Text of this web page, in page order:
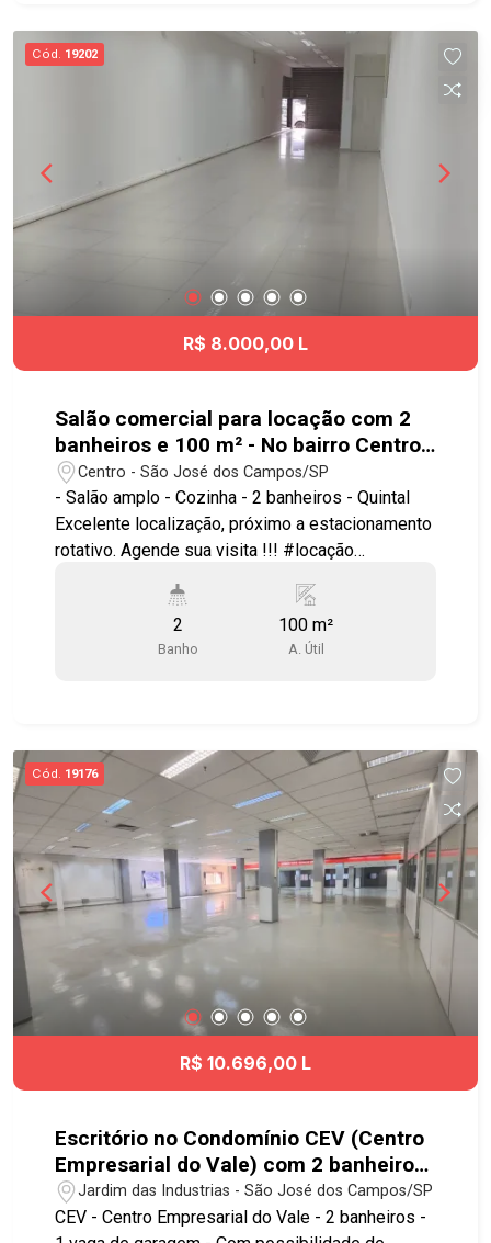
Cód. 19202
R$ 8.000,00 L
Salão comercial para locação com 2
banheiros e 100 m² - No bairro Centro -
SJCCentro - São José dos Campos/SP
- Salão amplo - Cozinha - 2 banheiros - Quintal
Excelente localização, próximo a estacionamento
rotativo. Agende sua visita !!! #locação
#geracaoimoveis
2
Banho
100 m²
A. Útil
Cód. 19176
R$ 10.696,00 L
Escritório no Condomínio CEV (Centro
Empresarial do Vale) com 2 banheiros
e 1 vaga de garagem - 350 m² - No
bairro Jardim das Industrias - SJC
Jardim das Industrias - São José dos Campos/SP
CEV - Centro Empresarial do Vale - 2 banheiros -